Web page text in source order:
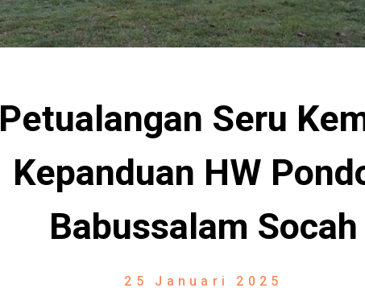
Petualangan Seru
Kepanduan HW
Babussalam Socah
25 Januari 2025